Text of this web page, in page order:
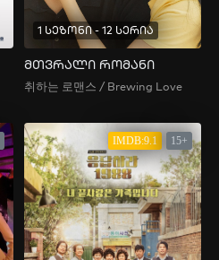
1 სეზონი - 12 სერია
მთვრალი რომანი
취하는 로맨스 / Brewing Love
IMDB:9.1 15+